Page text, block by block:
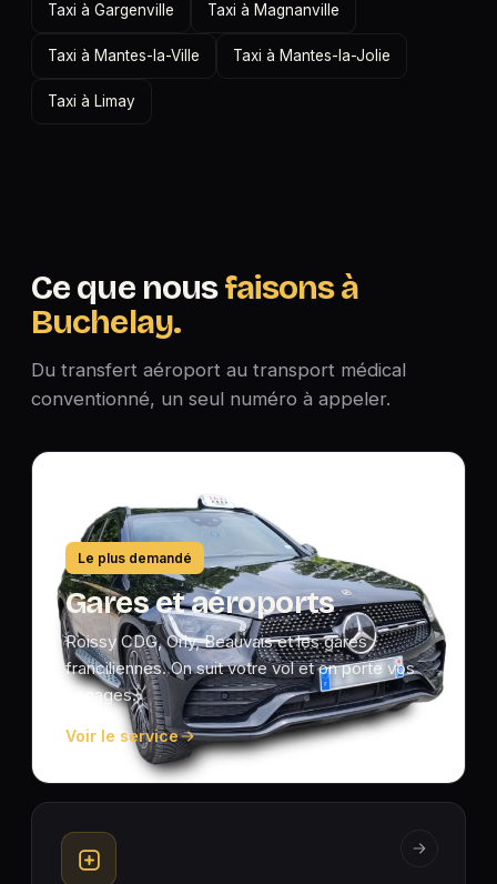
Taxi à Gargenville Taxi à Magnanville
Taxi à Mantes-la-Ville Taxi à Mantes-la-Jolie
Taxi à Limay
Ce que nousfaisons à
Buchelay.
Du transfert aéroport au transport médical
conventionné, un seul numéro à appeler.
Le plus demandé
Gares et aéroports
Roissy CDG, Orly, Beauvais et les gares
franciliennes. On suit votre vol et on porte vos
bagages.
Voir le service